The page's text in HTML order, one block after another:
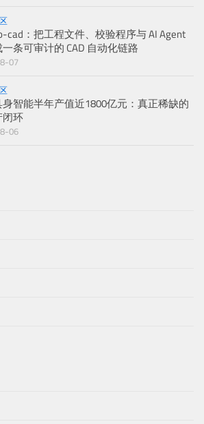
cad：把工程文件、校验程序与 AI Agent
条可审计的 CAD 自动化链路
07
智能半年产值近1800亿元：真正稀缺的
闭环
06